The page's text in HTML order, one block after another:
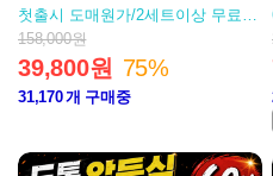
더로인 히든 리저브)
첫출시 도매원가/2세트이상 무료배
송
158,000원
39,800원 75%
31,170개 구매중